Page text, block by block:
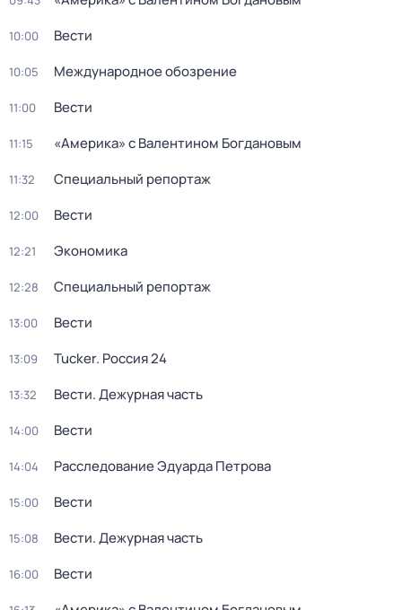
10:00 Вести
10:05 Международное обозрение
11:00 Вести
11:15 «Америка» с Валентином Богдановым
11:32 Специальный репортаж
12:00 Вести
12:21 Экономика
12:28 Специальный репортаж
13:00 Вести
13:09 Tucker. Россия 24
13:32 Вести. Дежурная часть
14:00 Вести
14:04 Расследование Эдуарда Петрова
15:00 Вести
15:08 Вести. Дежурная часть
16:00 Вести